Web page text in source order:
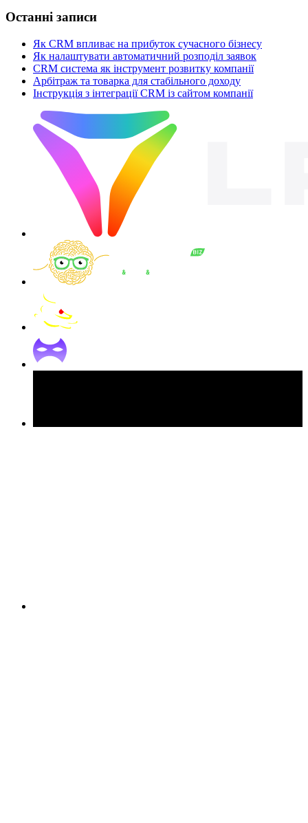
Останні записи
Як CRM впливає на прибуток сучасного бізнесу
Як налаштувати автоматичний розподіл заявок
CRM система як інструмент розвитку компанії
Арбітраж та товарка для стабільного доходу
Інструкція з інтеграції CRM із сайтом компанії